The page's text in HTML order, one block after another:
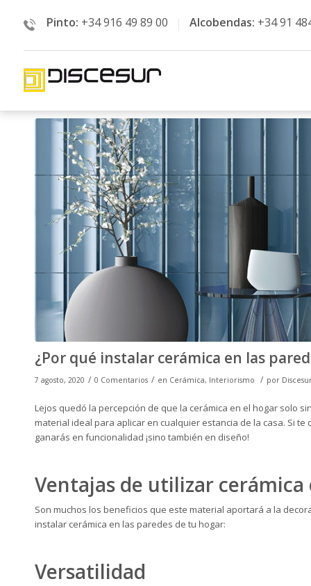
Pinto: +34 916 49 89 00 Alcobendas: +34 91
¿Por qué instalar cerámica en las
7 agosto, 2020 / 0 Comentarios / en Cerámica, Interiorismo / por
Lejos quedó la percepción de que la cerámica en el hogar solo
material ideal para aplicar en cualquier estancia de la casa. Si
ganarás en funcionalidad ¡sino también en diseño!
Ventajas de utilizar
Son muchos los beneficios que este material aportará a la
instalar cerámica en las paredes de tu hogar:
Versatilidad